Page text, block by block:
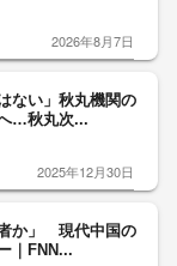
2026年8月7日
ない」秋丸機関の
…秋丸次...
2025年12月30日
か」 現代中国の
｜FNN...